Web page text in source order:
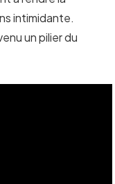
intimidante.
un pilier du